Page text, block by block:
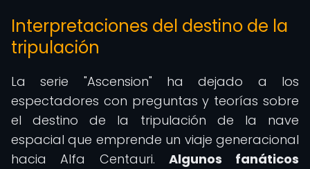
Interpretaciones del destino de la
tripulación
La serie "Ascension" ha dejado a los
espectadores con preguntas y teorías sobre
el destino de la tripulación de la nave
espacial que emprende un viaje generacional
hacia Alfa Centauri. Algunos fanáticos